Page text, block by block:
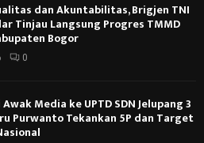
dan Akuntabilitas, Brigjen TNI
Tinjau Langsung Progres TMMD
Bogor
0
Media ke UPTD SDN Jelupang 3
Purwanto Tekankan 5P dan Target